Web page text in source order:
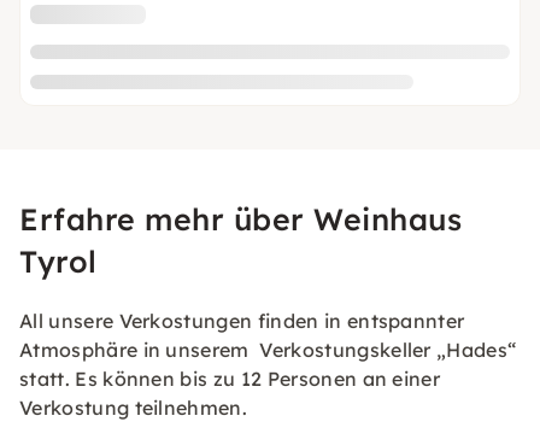
Erfahre mehr über Weinhaus
Tyrol
All unsere Verkostungen finden in entspannter
Atmosphäre in unserem Verkostungskeller „Hades“
statt. Es können bis zu 12 Personen an einer
Verkostung teilnehmen.